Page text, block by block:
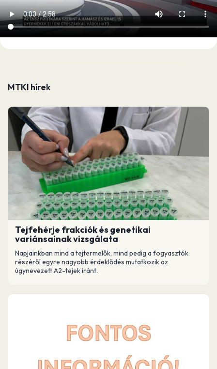
MTKI hírek
Tejfehérje frakciók és genetikai
variánsainak vizsgálata
Napjainkban mind a tejtermelők, mind pedig a fogyasztók
részéről egyre nagyobb érdeklődés mutatkozik az
úgynevezett A2-tejek iránt.